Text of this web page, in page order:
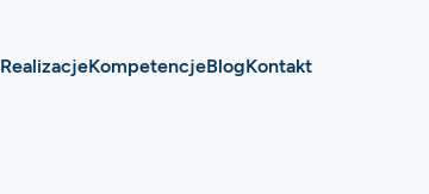
RealizacjeKompetencjeBlogKontakt